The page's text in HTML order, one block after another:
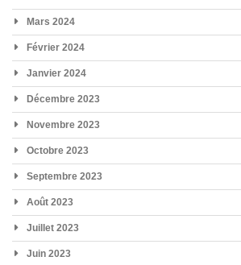
Mars 2024
Février 2024
Janvier 2024
Décembre 2023
Novembre 2023
Octobre 2023
Septembre 2023
Août 2023
Juillet 2023
Juin 2023